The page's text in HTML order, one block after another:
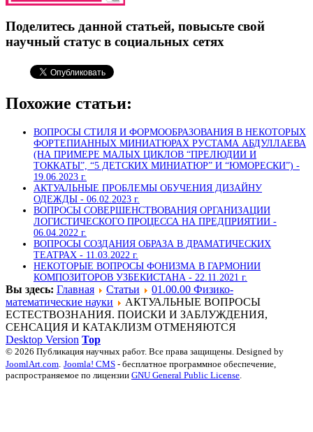
Поделитесь данной статьей, повысьте свой
научный статус в социальных сетях
Похожие статьи:
ВОПРОСЫ СТИЛЯ И ФОРМООБРАЗОВАНИЯ В НЕКОТОРЫХ
ФОРТЕПИАННЫХ МИНИАТЮРАХ РУСТАМА АБДУЛЛАЕВА
(НА ПРИМЕРЕ МАЛЫХ ЦИКЛОВ “ПРЕЛЮДИИ И
ТОККАТЫ”, “5 ДЕТСКИХ МИНИАТЮР” И “ЮМОРЕСКИ”) -
19.06.2023 г.
АКТУАЛЬНЫЕ ПРОБЛЕМЫ ОБУЧЕНИЯ ДИЗАЙНУ
ОДЕЖДЫ - 06.02.2023 г.
ВОПРОСЫ СОВЕРШЕНСТВОВАНИЯ ОРГАНИЗАЦИИ
ЛОГИСТИЧЕСКОГО ПРОЦЕССА НА ПРЕДПРИЯТИИ -
06.04.2022 г.
ВОПРОСЫ СОЗДАНИЯ ОБРАЗА В ДРАМАТИЧЕСКИХ
ТЕАТРАХ - 11.03.2022 г.
НЕКОТОРЫЕ ВОПРОСЫ ФОНИЗМА В ГАРМОНИИ
КОМПОЗИТОРОВ УЗБЕКИСТАНА - 22.11.2021 г.
Вы здесь: Главная Статьи
01.00.00 Физико-
математические науки
АКТУАЛЬНЫЕ ВОПРОСЫ
ЕСТЕСТВОЗНАНИЯ. ПОИСКИ И ЗАБЛУЖДЕНИЯ,
СЕНСАЦИЯ И КАТАКЛИЗМ ОТМЕНЯЮТСЯ
Desktop Version Top
© 2026 Публикация научных работ. Все права защищены. Designed by
JoomlArt.com. Joomla! CMS - бесплатное программное обеспечение,
распространяемое по лицензии GNU General Public License.